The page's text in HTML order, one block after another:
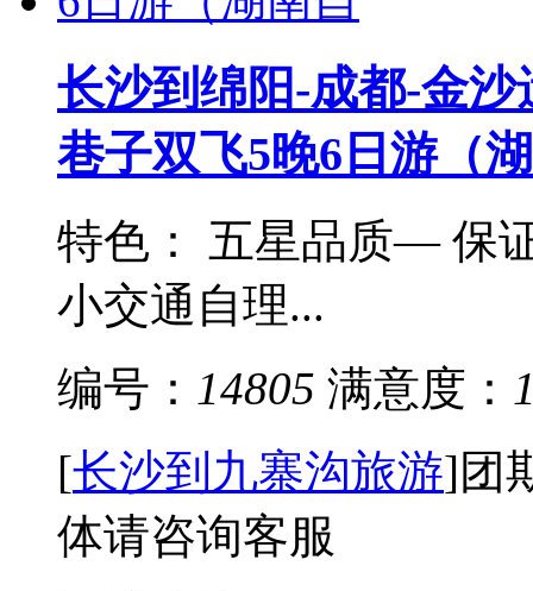
长沙到绵阳-成都-金
巷子双飞5晚6日游（
特色： 五星品质— 保
小交通自理...
编号： 14805 满意度：
[长沙到九寨沟旅游]团
体请咨询客服